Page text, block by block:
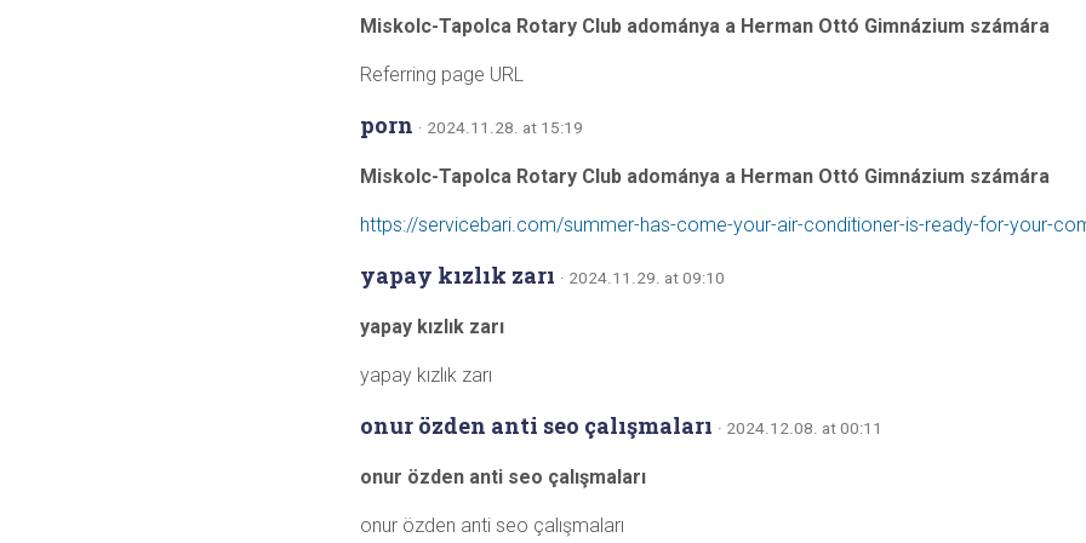
Miskolc-Tapolca Rotary Club adománya a Herman Ottó Gimnázium számára
Referring page URL
porn · 2024.11.28. at 15:19
Miskolc-Tapolca Rotary Club adománya a Herman Ottó Gimnázium számára
https://servicebari.com/summer-has-come-your-air-conditioner-is-ready-for-your-
yapay kızlık zarı · 2024.11.29. at 09:10
yapay kızlık zarı
yapay kızlık zarı
onur özden anti seo çalışmaları · 2024.12.08. at 00:11
onur özden anti seo çalışmaları
onur özden anti seo çalışmaları